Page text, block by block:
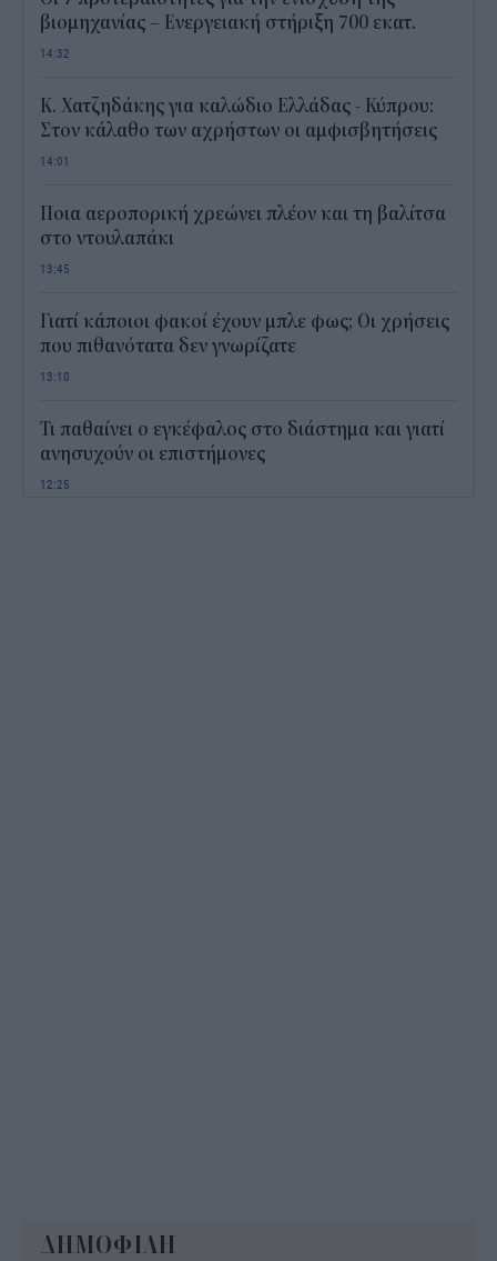
βιομηχανίας – Ενεργειακή στήριξη 700 εκατ.
14:32
Κ. Χατζηδάκης για καλώδιο Ελλάδας - Κύπρου:
Στον κάλαθο των αχρήστων οι αμφισβητήσεις
14:01
Ποια αεροπορική χρεώνει πλέον και τη βαλίτσα
στο ντουλαπάκι
13:45
Γιατί κάποιοι φακοί έχουν μπλε φως; Οι χρήσεις
που πιθανότατα δεν γνωρίζατε
13:10
Τι παθαίνει ο εγκέφαλος στο διάστημα και γιατί
ανησυχούν οι επιστήμονες
12:25
ΔΗΜΟΦΙΛΗ